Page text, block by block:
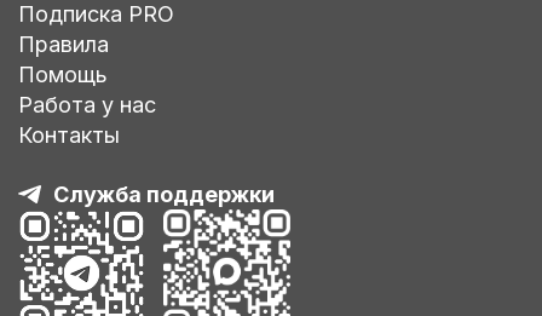
Подписка PRO
Правила
Помощь
Работа у нас
Контакты
Служба поддержки